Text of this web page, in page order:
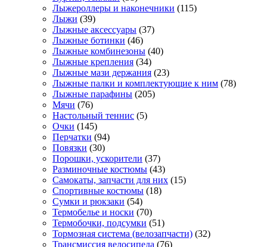
Лыжероллеры и наконечники (115)
Лыжи (39)
Лыжные аксессуары (37)
Лыжные ботинки (46)
Лыжные комбинезоны (40)
Лыжные крепления (34)
Лыжные мази держания (23)
Лыжные палки и комплектующие к ним (78)
Лыжные парафины (205)
Мячи (76)
Настольный теннис (5)
Очки (145)
Перчатки (94)
Повязки (30)
Порошки, ускорители (37)
Разминочные костюмы (43)
Самокаты, запчасти для них (15)
Спортивные костюмы (18)
Сумки и рюкзаки (54)
Термобелье и носки (70)
Термобочки, подсумки (51)
Тормозная система (велозапчасти) (32)
Трансмиссия велосипеда (76)